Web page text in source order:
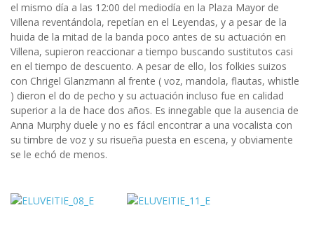
el mismo día a las 12:00 del mediodía en la Plaza Mayor de
Villena reventándola, repetían en el Leyendas, y a pesar de la
huida de la mitad de la banda poco antes de su actuación en
Villena, supieron reaccionar a tiempo buscando sustitutos casi
en el tiempo de descuento. A pesar de ello, los folkies suizos
con Chrigel Glanzmann al frente ( voz, mandola, flautas, whistle
) dieron el do de pecho y su actuación incluso fue en calidad
superior a la de hace dos años. Es innegable que la ausencia de
Anna Murphy duele y no es fácil encontrar a una vocalista con
su timbre de voz y su risueña puesta en escena, y obviamente
se le echó de menos.